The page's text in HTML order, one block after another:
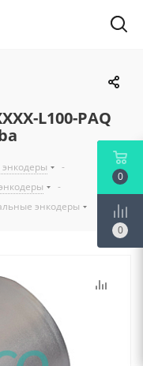
L100-PAQ
-
-
энкодеры
0
0